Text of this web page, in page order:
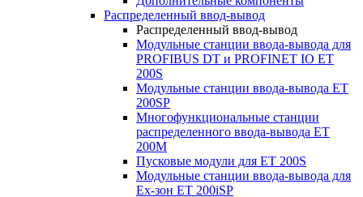
Распределенный ввод-вывод
Распределенный ввод-вывод
Модульные станции ввода-вывода для
PROFIBUS DT и PROFINET IO ET
200S
Модульные станции ввода-вывода ET
200SP
Многофункциональные станции
распределенного ввода-вывода ET
200M
Пусковые модули для ET 200S
Модульные станции ввода-вывода для
Ex-зон ET 200iSP